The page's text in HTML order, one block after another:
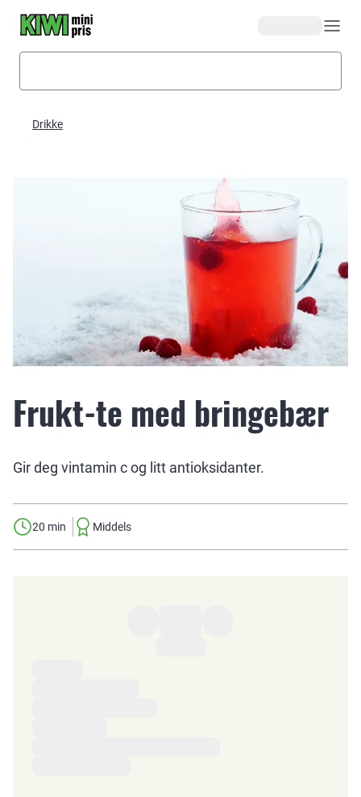
Drikke
Frukt-te med bringebær
Gir deg vintamin c og litt antioksidanter.
20 min Middels